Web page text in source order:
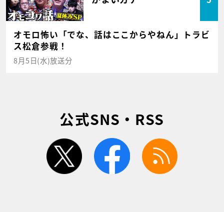
オモロ怖い「でな、話はここからやねん」トラビ
ス松倉参戦！
8月5日(水)放送分
公式SNS・RSS
twitter facebook